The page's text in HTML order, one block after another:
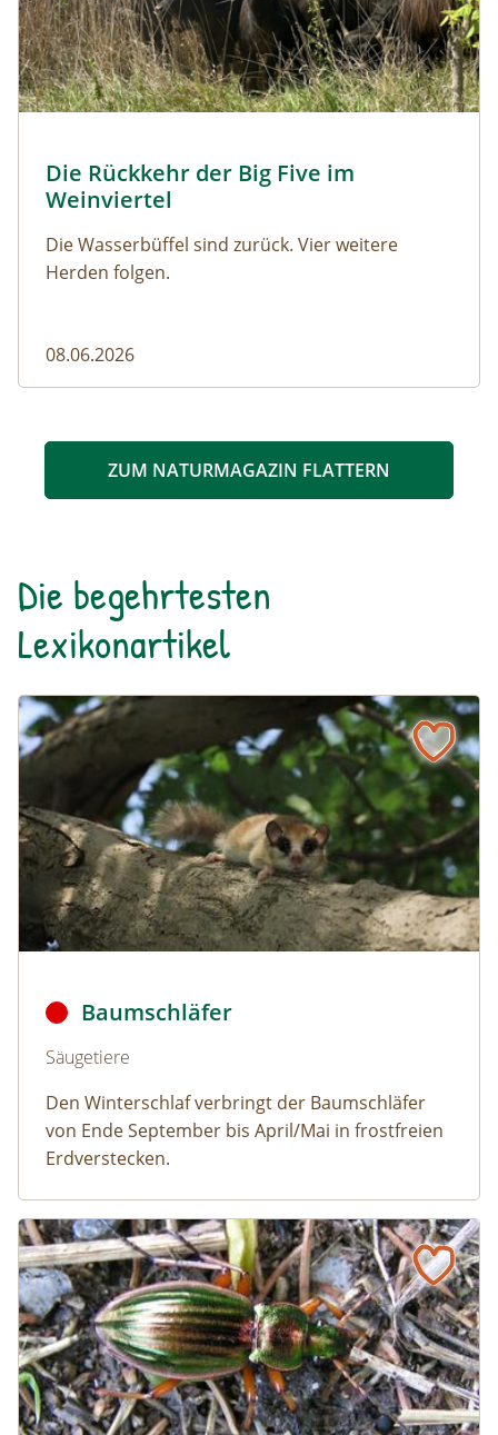
Naturmagazin: Die Rückkehr der Big Five im
Die Rückkehr der Big Five im
Weinviertel
Die Wasserbüffel sind zurück. Vier weitere
Herden folgen.
08.06.2026
ZUM NATURMAGAZIN FLATTERN
Die begehrtesten
Lexikonartikel
Baumschläfer
Naturlexikon: Baumschläfer
Naturlexikon: Baumschläfer
Baumschläfer
Säugetiere
Den Winterschlaf verbringt der Baumschläfer
von Ende September bis April/Mai in frostfreien
Erdverstecken.
Goldlaufkäfer
Naturlexikon: Goldlaufkäfer